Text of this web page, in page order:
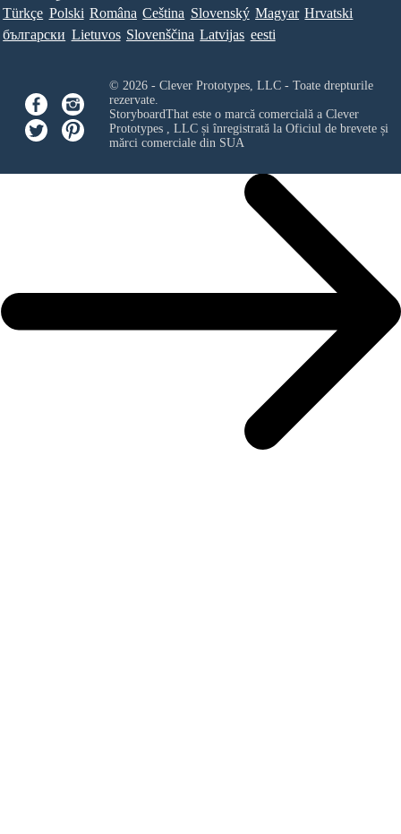
Türkçe Polski Româna Ceština Slovenský Magyar Hrvatski
български Lietuvos Slovenščina Latvijas eesti
© 2026 - Clever Prototypes, LLC - Toate drepturile
rezervate.
StoryboardThat este o marcă comercială a Clever
Prototypes , LLCși înregistrată la Oficiul de brevete și
mărci comerciale din SUA